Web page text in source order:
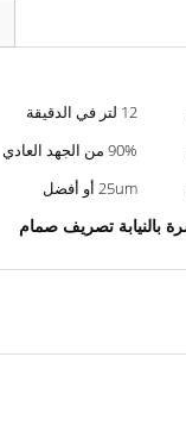
12 لتر في الدقيقة
90% من الجهد العادي
25um أو أفضل